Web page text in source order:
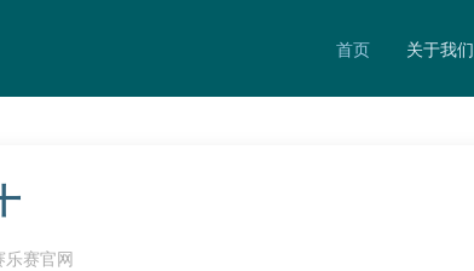
首页 关于我们
乐赛官网